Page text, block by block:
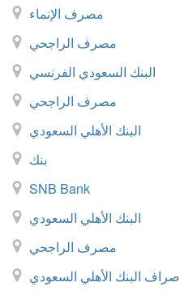
مصرف الإنماء
مصرف الراجحي
البنك السعودي الفرنسي
مصرف الراجحي
البنك الأهلي السعودي
بنك
SNB Bank
البنك الأهلي السعودي
مصرف الراجحي
صراف البنك الأهلي السعودي